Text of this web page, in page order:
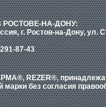
РОСТОВЕ-НА-ДОНУ:
г. Ростов-на-Дону, ул.
87-43
REZER®,
без согласия